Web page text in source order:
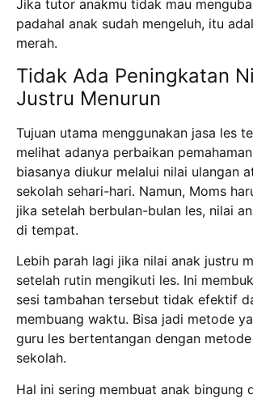
Jika tutor anakmu tidak mau
padahal anak sudah mengeluh, itu
merah.
Tidak Ada Peningkatan
Justru Menurun
Tujuan utama menggunakan jasa les
melihat adanya perbaikan
biasanya diukur melalui nilai ulangan
sekolah sehari-hari. Namun, Moms
jika setelah berbulan-bulan les, nilai
di tempat.
Lebih parah lagi jika nilai anak justru
setelah rutin mengikuti les. Ini
sesi tambahan tersebut tidak efektif
membuang waktu. Bisa jadi metode
guru les bertentangan dengan
sekolah.
Hal ini sering membuat anak bingung